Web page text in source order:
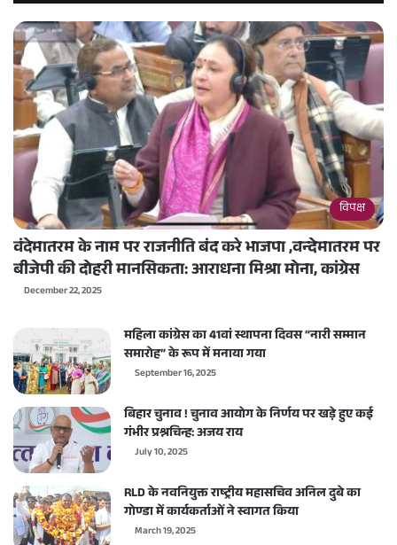
विपक्ष
वंदेमातरम के नाम पर राजनीति बंद करे भाजपा ,वन्देमातरम पर
बीजेपी की दोहरी मानसिकता: आराधना मिश्रा मोना, कांग्रेस
December 22, 2025
महिला कांग्रेस का 41वां स्थापना दिवस “नारी सम्मान
समारोह” के रूप में मनाया गया
September 16, 2025
बिहार चुनाव ! चुनाव आयोग के निर्णय पर खड़े हुए कई
गंभीर प्रश्नचिन्ह: अजय राय
July 10, 2025
RLD के नवनियुक्त राष्ट्रीय महासचिव अनिल दुबे का
गोण्डा में कार्यकर्ताओं ने स्वागत किया
March 19, 2025